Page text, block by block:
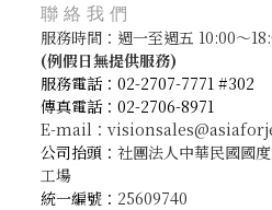
聯絡我們
服務時間：週一至週五 10:00～
(例假日無提供服務)
服務電話：02-2707-7771 #302
傳真電話：02-2706-8971
E-mail：
公司抬頭： 社團法人中華民國國
工場
統一編號： 25609740